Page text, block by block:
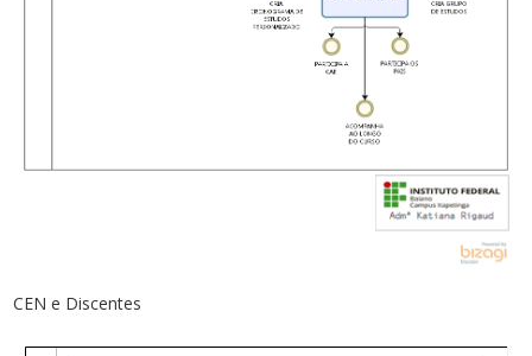
CEN e Discentes